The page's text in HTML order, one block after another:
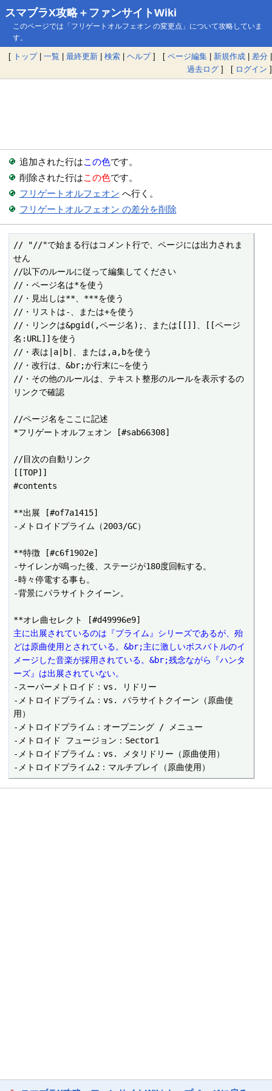
スマブラX攻略＋ファンサイトWiki
このページでは「フリゲートオルフェオン の変更点」について攻略していま
す。
[ トップ| 一覧 | 最終更新 | 検索 | ヘルプ] [ ページ編集 | 新規作成 | 差分 |
過去ログ ] [ ログイン ]
追加された行はこの色です。
削除された行はこの色です。
フリゲートオルフェオン へ行く。
フリゲートオルフェオン の差分を削除
// "//"で始まる行はコメント行で、ページには出力されま
せん
//以下のルールに従って編集してください
//・ページ名は*を使う
//・見出しは**、***を使う
//・リストは-、または+を使う
//・リンクは&pgid(,ページ名);、または[[]]、[[ページ
名:URL]]を使う
//・表は|a|b|、または,a,bを使う
//・改行は、&br;か行末に~を使う
//・その他のルールは、テキスト整形のルールを表示するの
リンクで確認
//ページ名をここに記述
*フリゲートオルフェオン [#sab66308]
//目次の自動リンク
[[TOP]]
#contents
**出展 [#of7a1415]
-メトロイドプライム（2003/GC）
**特徴 [#c6f1902e]
-サイレンが鳴った後、ステージが180度回転する。
-時々停電する事も。
-背景にパラサイトクイーン。
主に出展されているのは『プライム』シリーズであるが、殆
どは原曲使用とされている。&br;主に激しいボスバトルのイ
メージした音楽が採用されている。&br;残念ながら『ハンタ
ーズ』は出展されていない。
-スーパーメトロイド：vs. リドリー
-メトロイドプライム：vs. パラサイトクイーン（原曲使
用）
-メトロイドプライム：オープニング / メニュー
-メトロイド フュージョン：Sector1
-メトロイドプライム：vs. メタリドリー（原曲使用）